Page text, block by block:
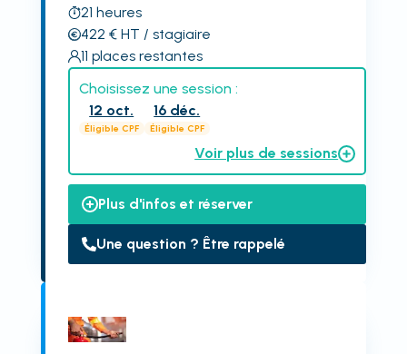
21 heures
422 € HT / stagiaire
11 places restantes
Choisissez une session :
12 oct.
Éligible CPF
16 déc.
Éligible CPF
Voir plus de sessions
Plus d'infos et réserver
Une question ? Être rappelé